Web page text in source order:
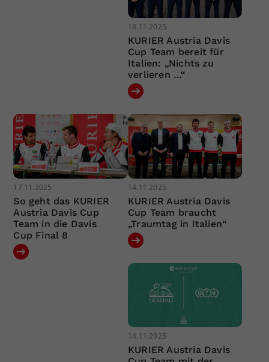
18.11.2025
KURIER Austria Davis
Cup Team bereit für
Italien: „Nichts zu
verlieren …“
17.11.2025
So geht das KURIER
Austria Davis Cup
Team in die Davis
Cup Final 8
14.11.2025
KURIER Austria Davis
Cup Team braucht
„Traumtag in Italien“
14.11.2025
KURIER Austria Davis